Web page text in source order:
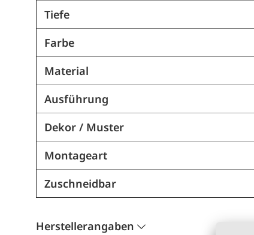
Tiefe
Farbe
Material
Ausführung
Dekor / Muster
Montageart
Zuschneidbar
Herstellerangaben